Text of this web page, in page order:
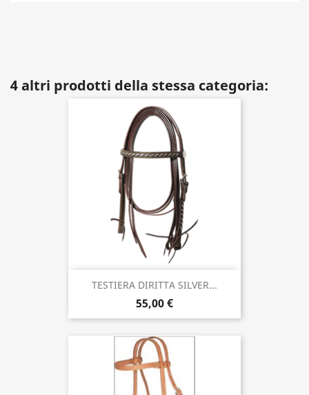
4 altri prodotti della stessa categoria:
TESTIERA DIRITTA SILVER...
55,00 €